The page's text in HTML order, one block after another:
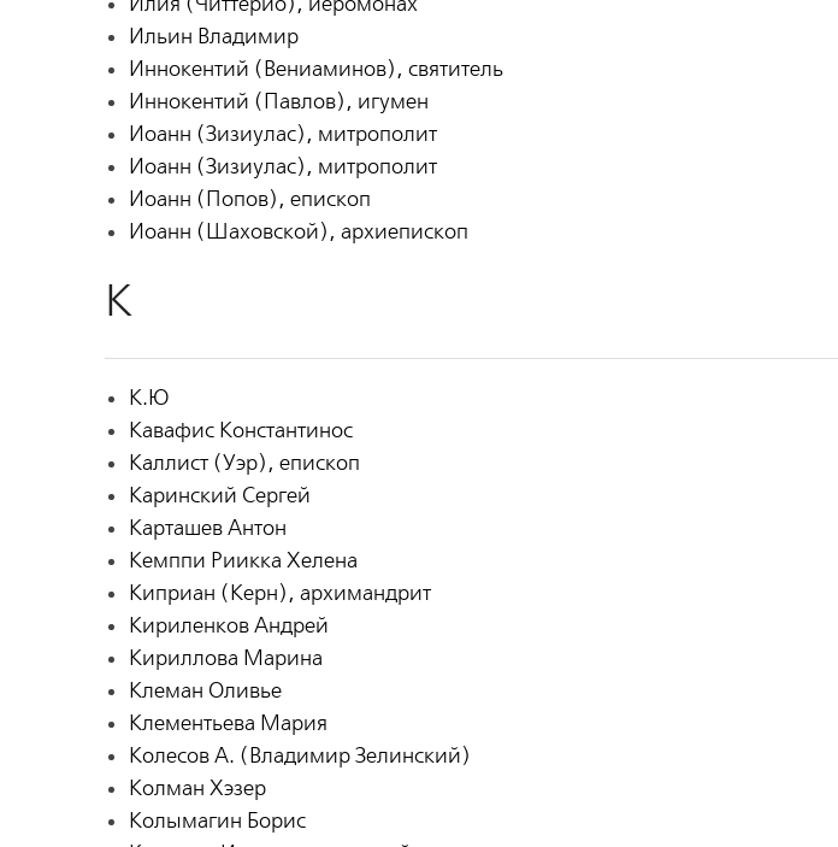
Ильин Владимир
Иннокентий (Вениаминов), святитель
Иннокентий (Павлов), игумен
Иоанн (Зизиулас), митрополит
Иоанн (Зизиулас), митрополит
Иоанн (Попов), епископ
Иоанн (Шаховской), архиепископ
К
К.Ю
Кавафис Константинос
Каллист (Уэр), епископ
Каринский Сергей
Карташев Антон
Кемппи Риикка Хелена
Киприан (Керн), архимандрит
Кириленков Андрей
Кириллова Марина
Клеман Оливье
Клементьева Мария
Колесов А. (Владимир Зелинский)
Колман Хэзер
Колымагин Борис